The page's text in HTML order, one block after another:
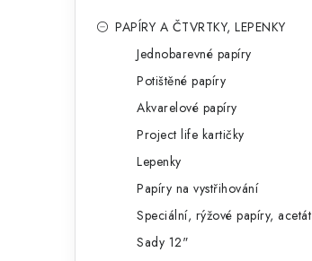
PAPÍRY A ČTVRTKY, LEPENKY
Jednobarevné papíry
Potištěné papíry
Akvarelové papíry
Project life kartičky
Lepenky
Papíry na vystřihování
Speciální, rýžové papíry, acetát
Sady 12"